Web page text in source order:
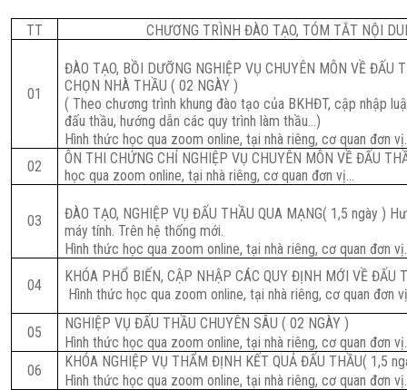
TT CHƯƠNG TRÌNH ĐÀO TẠO, TÓM TẮT NỘI
01
ĐÀO TẠO, BỒI DƯỠNG NGHIỆP VỤ CHUYÊN MÔN VỀ ĐẤU
CHỌN NHÀ THẦU ( 02 NGÀY )
( Theo chương trình khung đào tạo của BKHĐT, cập nhập
đấu thầu, hướng dẫn các quy trình làm thầu…)
Hình thức học qua zoom online, tại nhà riêng, cơ quan đơn
02
ÔN THI CHỨNG CHỈ NGHIỆP VỤ CHUYÊN MÔN VỀ ĐẤU
học qua zoom online, tại nhà riêng, cơ quan đơn vị…
03 ĐÀO TẠO, NGHIỆP VỤ ĐẤU THẦU QUA MẠNG( 1,5 ngày )
máy tính. Trên hệ thống mới.
Hình thức học qua zoom online, tại nhà riêng, cơ quan đơn
04
KHÓA PHỔ BIẾN, CẬP NHẬP CÁC QUY ĐỊNH MỚI VỀ ĐẤU
Hình thức học qua zoom online, tại nhà riêng, cơ quan đơn
05
NGHIỆP VỤ ĐẤU THẦU CHUYÊN SÂU ( 02 NGÀY )
Hình thức học qua zoom online, tại nhà riêng, cơ quan đơn
06
KHÓA NGHIỆP VỤ THẨM ĐỊNH KẾT QUẢ ĐẤU THẦU( 1,5
Hình thức học qua zoom online, tại nhà riêng, cơ quan đơn